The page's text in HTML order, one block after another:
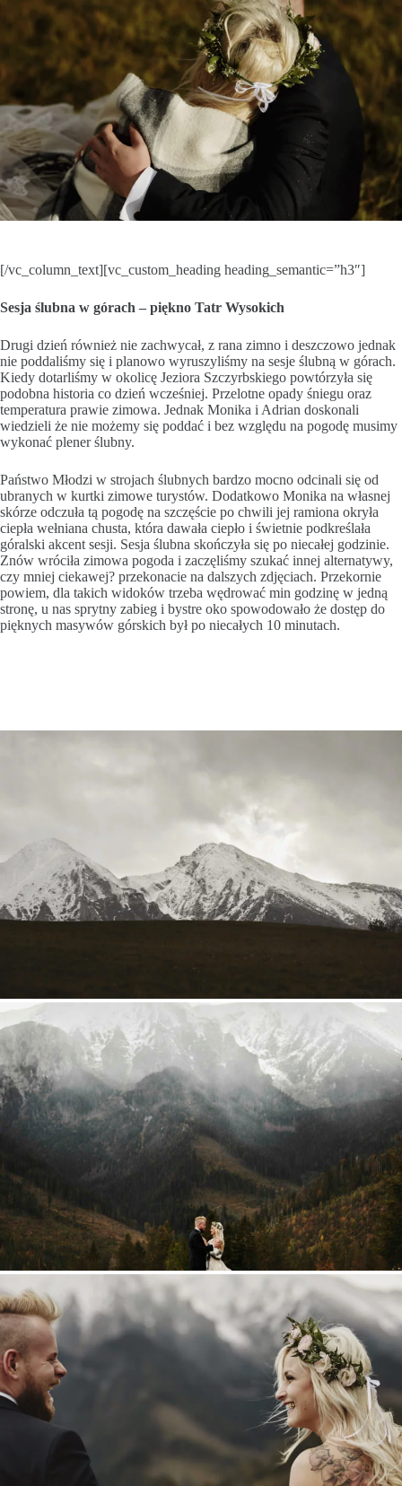
[/vc_column_text][vc_custom_heading heading_semantic=”h3″]
Sesja ślubna w górach – piękno Tatr Wysokich
Drugi dzień również nie zachwycał, z rana zimno i deszczowo jednak
nie poddaliśmy się i planowo wyruszyliśmy na sesje ślubną w górach.
Kiedy dotarliśmy w okolicę Jeziora Szczyrbskiego powtórzyła się
podobna historia co dzień wcześniej. Przelotne opady śniegu oraz
temperatura prawie zimowa. Jednak Monika i Adrian doskonali
wiedzieli że nie możemy się poddać i bez względu na pogodę musimy
wykonać plener ślubny.
Państwo Młodzi w strojach ślubnych bardzo mocno odcinali się od
ubranych w kurtki zimowe turystów. Dodatkowo Monika na własnej
skórze odczuła tą pogodę na szczęście po chwili jej ramiona okryła
ciepła wełniana chusta, która dawała ciepło i świetnie podkreślała
góralski akcent sesji. Sesja ślubna skończyła się po niecałej godzinie.
Znów wróciła zimowa pogoda i zaczęliśmy szukać innej alternatywy,
czy mniej ciekawej? przekonacie na dalszych zdjęciach. Przekornie
powiem, dla takich widoków trzeba wędrować min godzinę w jedną
stronę, u nas sprytny zabieg i bystre oko spowodowało że dostęp do
pięknych masywów górskich był po niecałych 10 minutach.